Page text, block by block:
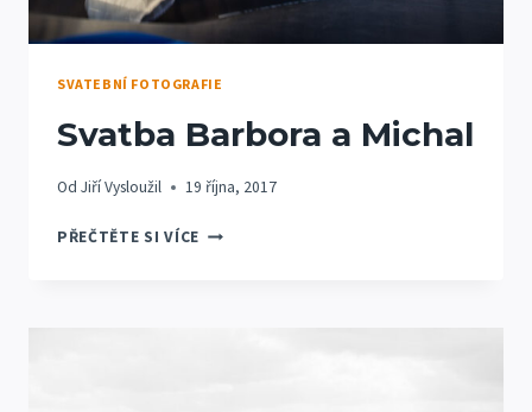
SVATEBNÍ FOTOGRAFIE
Svatba Barbora a Michal
Od Jiří Vysloužil 19 října, 2017
PŘEČTĚTE SI VÍCESVATBA